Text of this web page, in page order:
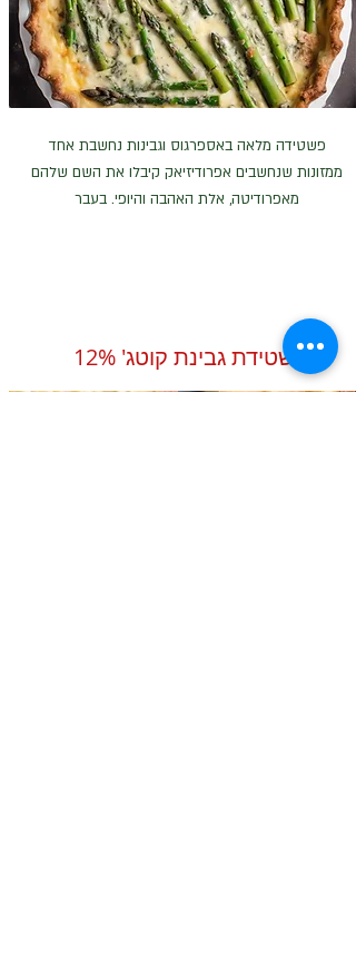
פשטידה מלאה באספרגוס וגבינות נחשבת אחד
ממזונות שנחשבים אפרודיזיאק קיבלו את השם שלהם
מאפרודיטה, אלת האהבה והיופי. בעבר
פשטידת גבינת קוטג' 12%